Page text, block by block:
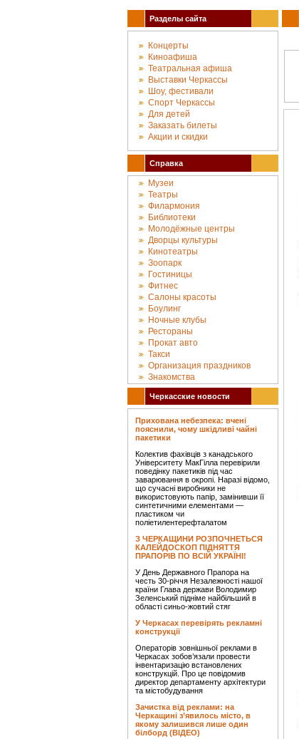
Разделы сайта
Концерты
Киноафиша
Театральная афиша
Выставки Черкассы
Шоу, фестивали
Спорт Черкассы
Для детей
Заказать билеты
Акции и скидки
Справка
Музеи
Театры
Филармония
Библиотеки
Молодёжные центры
Дворцы культуры
Кинотеатры
Зоопарк
Гостиницы
Фитнес
Салоны красоты
Боулинг
Ночные клубы
Рестораны
Прокат авто
Такси
Организация праздников
Знакомства
Черкасские новости
Прихована небезпека: вчені
пояснили, чому шкідливі чайні
пакетики
Колектив фахівців з канадського
Університету МакГілла перевірили
поведінку пакетиків під час
заварювання в окропі. Наразі відомо,
що сучасні виробники не
використовують папір, замінивши її
синтетичними елементами —
пластиком чи
поліетилентерефталатом
З ЧЕРКАЩИНИ РОЗПОЧНЕТЬСЯ
КАЛЕЙДОСКОП ПІДНЯТТЯ
ПРАПОРІВ ПО ВСІЙ УКРАЇНІ!
У День Державного Прапора на
честь 30-річчя Незалежності нашої
країни Глава держави Володимир
Зеленський підніме найбільший в
області синьо-жовтий стяг
У Черкасах перевірять рекламні
конструкції
Операторів зовнішньої реклами в
Черкасах зобов’язали провести
інвентаризацію встановлених
конструкцій. Про це повідомив
директор департаменту архітектури
та містобудування
Зачистка від реклами: на
Черкащині з’явилось місто, в
якому залишився лише один
білборд (ВІДЕО)